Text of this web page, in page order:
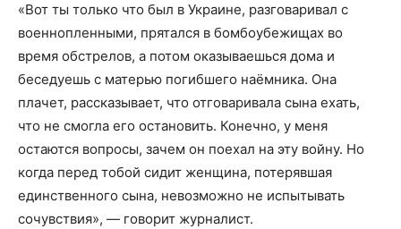
«Вот ты только что был в Украине, разговаривал с
военнопленными, прятался в бомбоубежищах во
время обстрелов, а потом оказываешься дома и
беседуешь с матерью погибшего наёмника. Она
плачет, рассказывает, что отговаривала сына ехать,
что не смогла его остановить. Конечно, у меня
остаются вопросы, зачем он поехал на эту войну. Но
когда перед тобой сидит женщина, потерявшая
единственного сына, невозможно не испытывать
сочувствия», — говорит журналист.